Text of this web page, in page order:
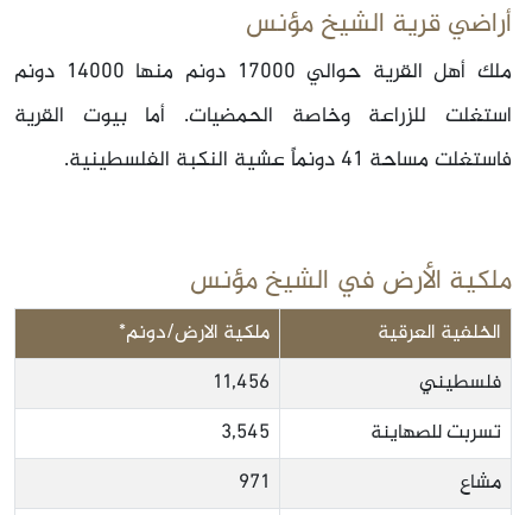
أراضي قرية الشيخ مؤنس
ملك أهل القرية حوالي 17000 دونم منها 14000 دونم
استغلت للزراعة وخاصة الحمضيات. أما بيوت القرية
فاستغلت مساحة 41 دونماً عشية النكبة الفلسطينية.
ملكية الأرض في الشيخ مؤنس
الخلفية العرقية
ملكية الارض/دونم*
فلسطيني
11,456
تسربت للصهاينة
3,545
مشاع
971